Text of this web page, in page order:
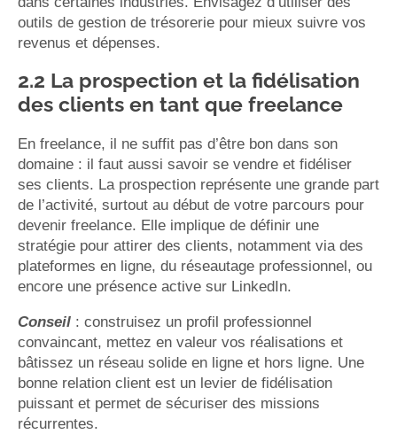
outils de gestion de trésorerie pour mieux suivre vos
revenus et dépenses.
2.2 La prospection et la fidélisation
des clients en tant que freelance
En freelance, il ne suffit pas d’être bon dans son
domaine : il faut aussi savoir se vendre et fidéliser
ses clients. La prospection représente une grande part
de l’activité, surtout au début de votre parcours pour
devenir freelance. Elle implique de définir une
stratégie pour attirer des clients, notamment via des
plateformes en ligne, du réseautage professionnel, ou
encore une présence active sur LinkedIn.
Conseil : construisez un profil professionnel
convaincant, mettez en valeur vos réalisations et
bâtissez un réseau solide en ligne et hors ligne. Une
bonne relation client est un levier de fidélisation
puissant et permet de sécuriser des missions
récurrentes.